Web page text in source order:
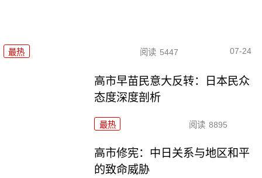
最热 阅读 5447 07-24
高市早苗民意大反转：日本民众
态度深度剖析
最热 阅读 8895
高市修宪：中日关系与地区和平
的致命威胁